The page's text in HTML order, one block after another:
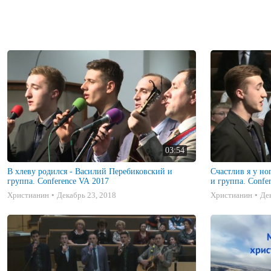
03:54
В хлеву родился - Василий Перебиковский и
группа. Conference VA 2017
Христианин
Декабрь 23, 2018
Счастлив я у ног Иисуса - Василий Перебиковский
Христианин